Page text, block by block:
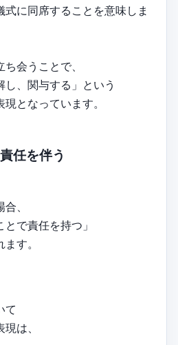
に同席することを意味しま
ち会うことで、
、関与する」という
となっています。
任を伴う
、
とで責任を持つ」
す。
て
は、